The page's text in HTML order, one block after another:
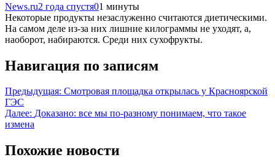
News.ru2 года спустя01 минуты
Некоторые продукты незаслуженно считаются диетическими.
На самом деле из-за них лишние килограммы не уходят, а,
наоборот, набираются. Среди них сухофрукты.
Навигация по записям
Предыдущая: Смотровая площадка открылась у Красноярской
ГЭС
Далее: Доказано: все мы по-разному понимаем, что такое
измена
Похожие новости